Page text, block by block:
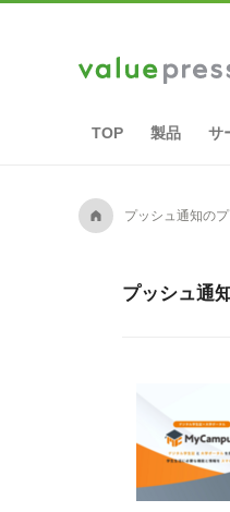
TOP 製品 サ
A プッシュ通知の
プッシュ通